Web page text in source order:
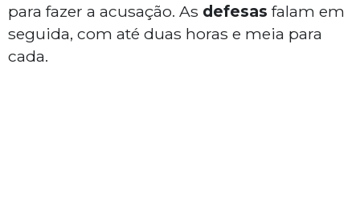
para fazer a acusação. As defesas falam em
seguida, com até duas horas e meia para
cada.